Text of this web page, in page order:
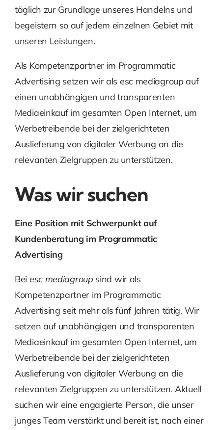
täglich zur Grundlage unseres Handelns und
begeistern so auf jedem einzelnen Gebiet mit
unseren Leistungen.
Als Kompetenzpartner im Programmatic
Advertising setzen wir als esc mediagroup auf
einen unabhängigen und transparenten
Mediaeinkauf im gesamten Open Internet, um
Werbetreibende bei der zielgerichteten
Auslieferung von digitaler Werbung an die
relevanten Zielgruppen zu unterstützen.
Was wir suchen
Eine Position mit Schwerpunkt auf
Kundenberatung im Programmatic
Advertising
Bei esc mediagroup sind wir als
Kompetenzpartner im Programmatic
Advertising seit mehr als fünf Jahren tätig. Wir
setzen auf unabhängigen und transparenten
Mediaeinkauf im gesamten Open Internet, um
Werbetreibende bei der zielgerichteten
Auslieferung von digitaler Werbung an die
relevanten Zielgruppen zu unterstützen. Aktuell
suchen wir eine engagierte Person, die unser
junges Team verstärkt und bereit ist, nach einer